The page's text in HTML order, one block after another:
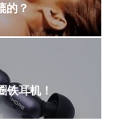
的？
铁耳机！